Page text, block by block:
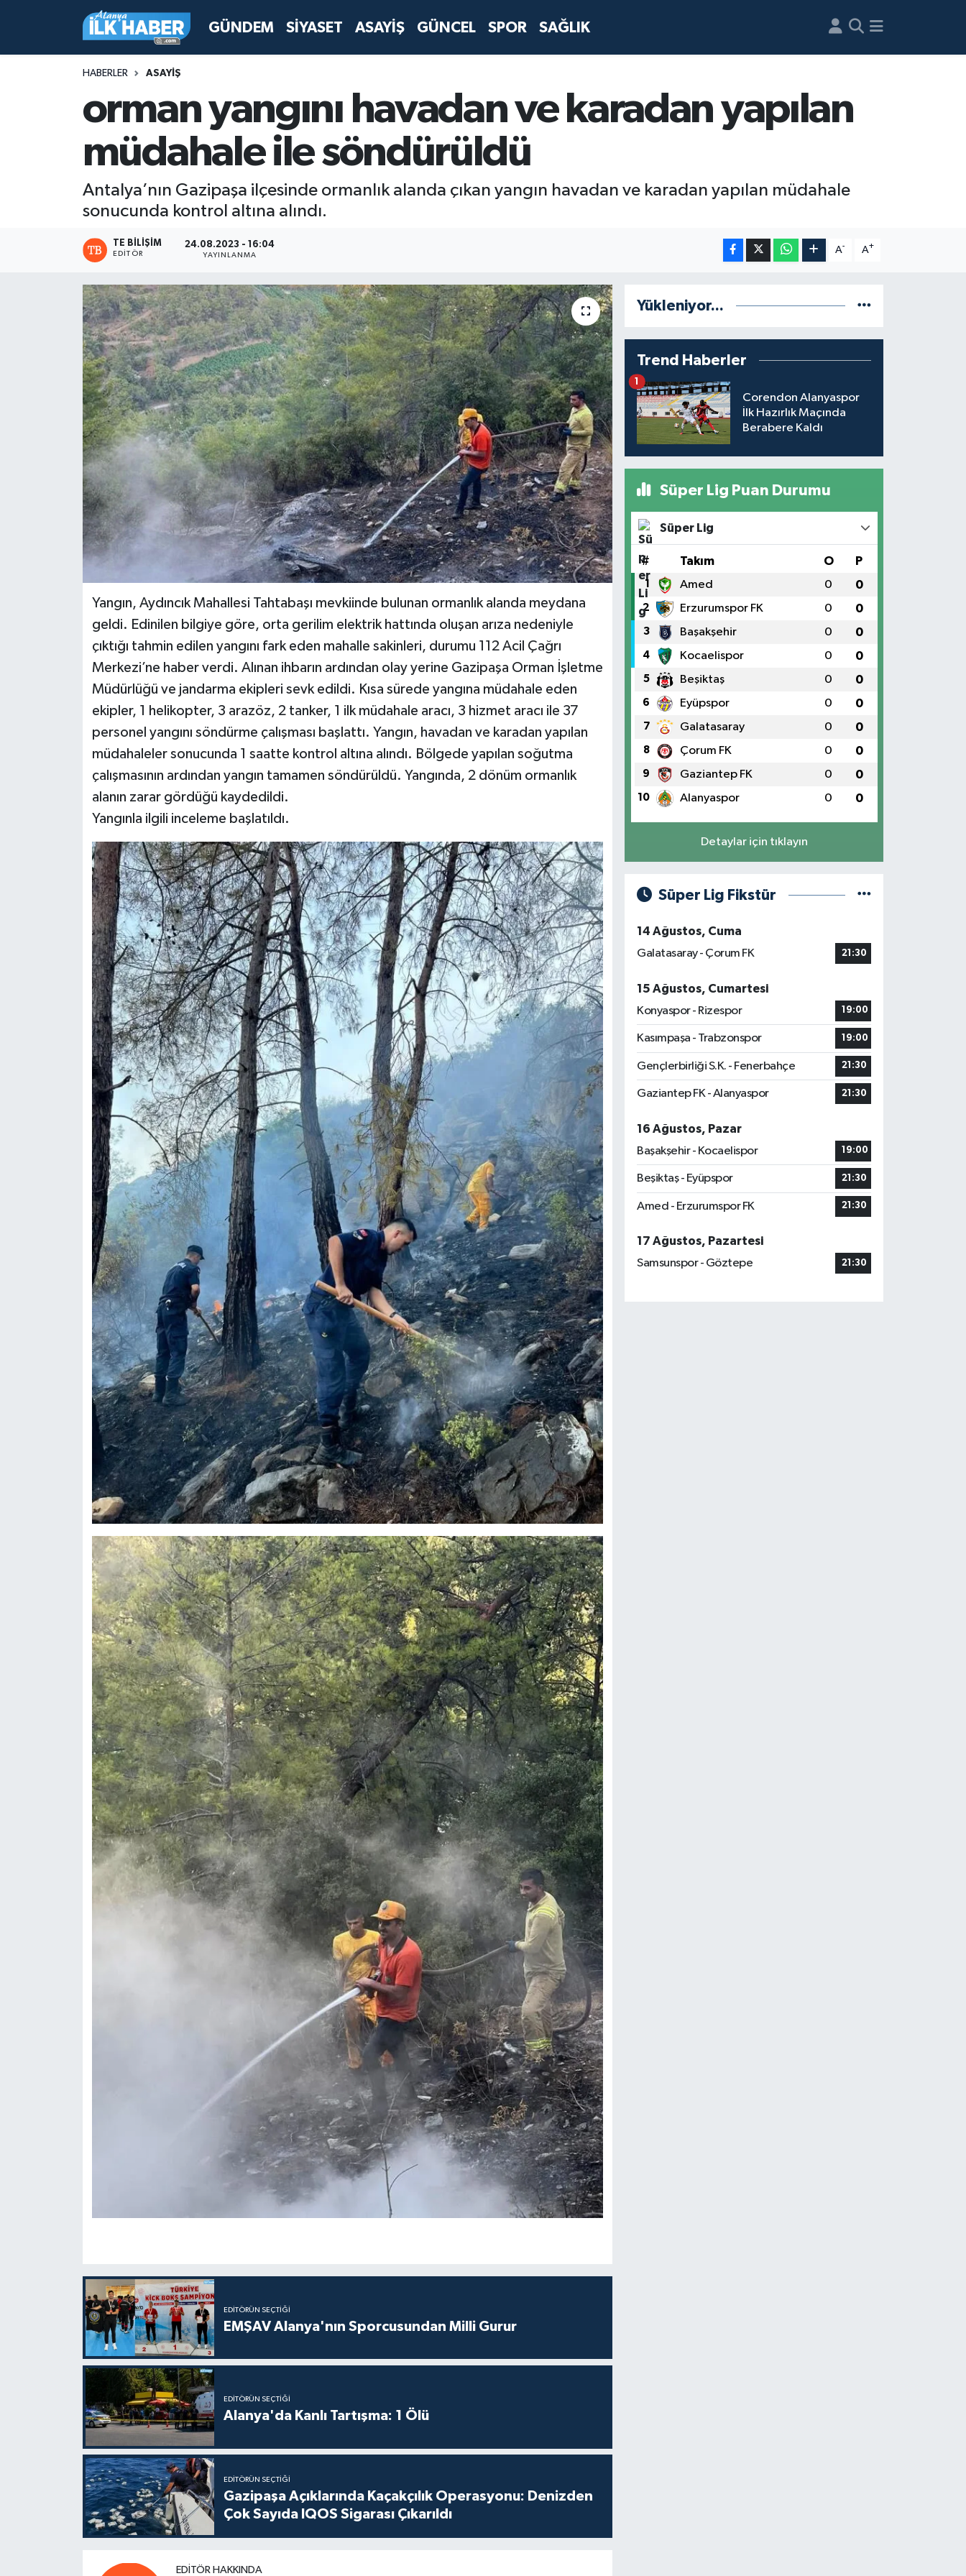
GÜNDEM SİYASET ASAYİŞ GÜNCEL SPOR SAĞLIK
HABERLER ASAYİŞ
orman yangını havadan ve karadan yapılan
müdahale ile söndürüldü
Antalya’nın Gazipaşa ilçesinde ormanlık alanda çıkan yangın havadan ve karadan yapılan müdahale
sonucunda kontrol altına alındı.
TE BILIŞIM
EDITÖR
24.08.2023 - 16:04
YAYINLANMA
A- A+
Yangın, Aydıncık Mahallesi Tahtabaşı mevkiinde bulunan ormanlık alanda meydana
geldi. Edinilen bilgiye göre, orta gerilim elektrik hattında oluşan arıza nedeniyle
çıktığı tahmin edilen yangını fark eden mahalle sakinleri, durumu 112 Acil Çağrı
Merkezi’ne haber verdi. Alınan ihbarın ardından olay yerine Gazipaşa Orman İşletme
Müdürlüğü ve jandarma ekipleri sevk edildi. Kısa sürede yangına müdahale eden
ekipler, 1 helikopter, 3 arazöz, 2 tanker, 1 ilk müdahale aracı, 3 hizmet aracı ile 37
personel yangını söndürme çalışması başlattı. Yangın, havadan ve karadan yapılan
müdahaleler sonucunda 1 saatte kontrol altına alındı. Bölgede yapılan soğutma
çalışmasının ardından yangın tamamen söndürüldü. Yangında, 2 dönüm ormanlık
alanın zarar gördüğü kaydedildi.
Yangınla ilgili inceleme başlatıldı.
EDITÖRÜN SEÇTIĞI
EMŞAV Alanya'nın Sporcusundan Milli Gurur
EDITÖRÜN SEÇTIĞI
Alanya'da Kanlı Tartışma: 1 Ölü
EDITÖRÜN SEÇTIĞI
Gazipaşa Açıklarında Kaçakçılık Operasyonu: Denizden
Çok Sayıda IQOS Sigarası Çıkarıldı
EDITÖR HAKKINDA
Yükleniyor...
Trend Haberler
Corendon Alanyaspor
İlk Hazırlık Maçında
Berabere Kaldı
1
Süper Lig Puan Durumu
Süper Lig
# Takım O P
1 Amed 0 0
2 Erzurumspor FK 0 0
3 Başakşehir 0 0
4 Kocaelispor 0 0
5 Beşiktaş 0 0
6 Eyüpspor 0 0
7 Galatasaray 0 0
8 Çorum FK 0 0
9 Gaziantep FK 0 0
10 Alanyaspor 0 0
Detaylar için tıklayın
Süper Lig Fikstür
14 Ağustos, Cuma
Galatasaray - Çorum FK
21:30
15 Ağustos, Cumartesi
Konyaspor - Rizespor
19:00
Kasımpaşa - Trabzonspor 19:00
Gençlerbirliği S.K. - Fenerbahçe 21:30
Gaziantep FK - Alanyaspor 21:30
16 Ağustos, Pazar
Başakşehir - Kocaelispor
19:00
Beşiktaş - Eyüpspor 21:30
Amed - Erzurumspor FK 21:30
17 Ağustos, Pazartesi
Samsunspor - Göztepe
21:30
Antalya Nöbetçi Eczaneler
Antalya Trafik Yoğunluk Haritası
Süper Lig Puan Durumu ve Fikstür
Tüm Manşetler
Haber Arşivi